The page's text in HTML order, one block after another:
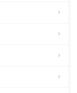
›
›
›
›